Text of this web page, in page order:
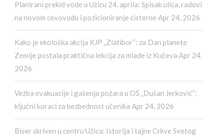
Planirani prekid vode u Užicu 24. aprila: Spisak ulica, radovi
na novom cevovodu i pozicioniranje cisterne Apr 24, 2026
Kako je ekološka akcija KJP „Zlatibor“: za Dan planete
Zemlje postala praktična lekcija za mlade iz Kučeva Apr 24,
2026
Vežba evakuacije i gašenja požara u OŠ „Dušan Jerković“:
ključni koraci za bezbednost učenika Apr 24, 2026
Biser skriven u centru Užica: Istorija i tajne Crkve Svetog